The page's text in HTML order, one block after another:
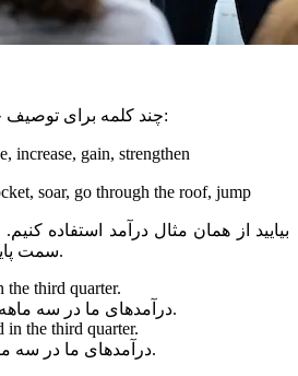
چند کلمه برای توصیف حرکت رو به بالا وجود دارد:
increase, gain, strengthen
soar, go through the roof, jump
بیایید از همان مثال درآمد استفاده
سمت پایین بلکه به سمت بالا است.
the third quarter.
درآمدهای ما در سه ماهه سوم افزایش یافت.
in the third quarter.
درآمدهای ما در سه ماهه سوم اوج گرفت.